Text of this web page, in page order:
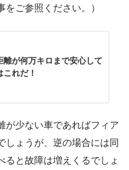
ご参照ください。）
離が何万キロまで安心して
れだ！
が少ない車であればフィア
しょうが、逆の場合には同
ると故障は増えくるでしょ